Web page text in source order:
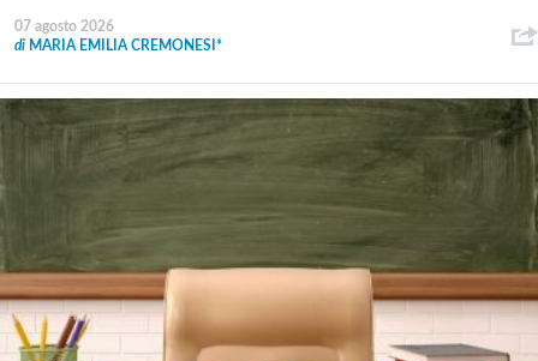
07 agosto 2026
di MARIA EMILIA CREMONESI*